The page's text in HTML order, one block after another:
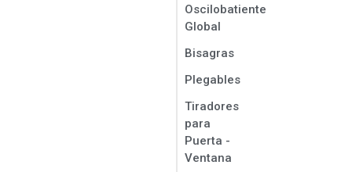
Oscilobatiente
Global
Bisagras
Plegables
Tiradores
para
Puerta -
Ventana